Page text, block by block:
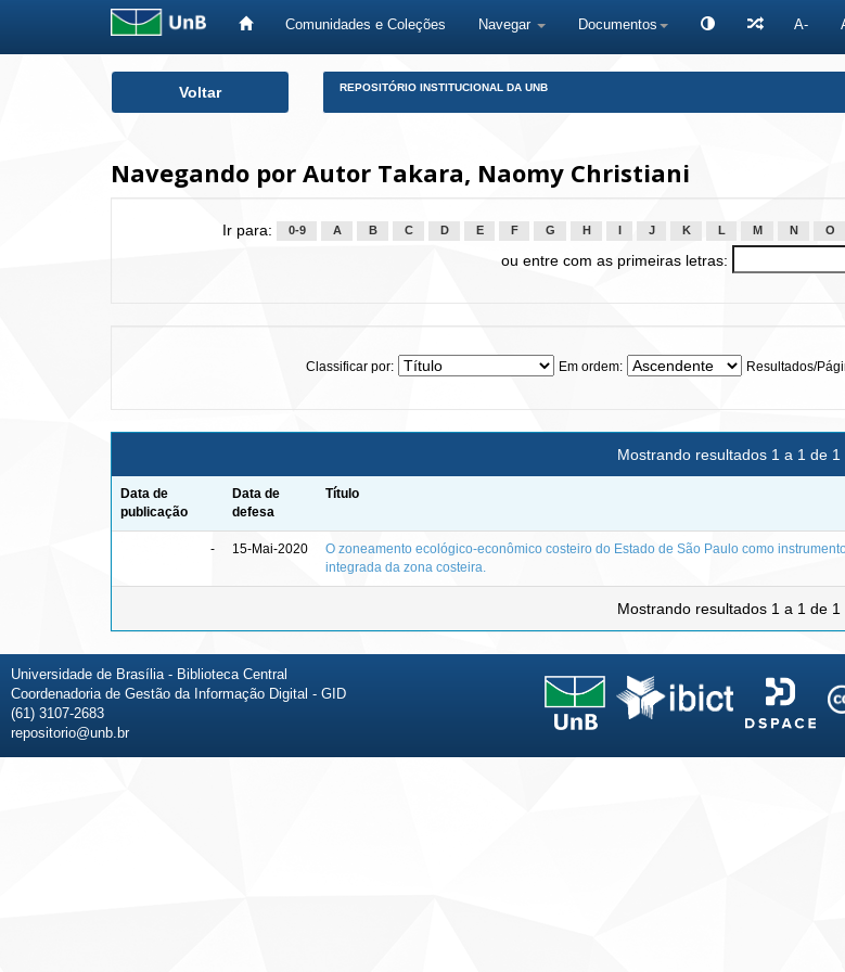
Comunidades e Coleções Navegar Documentos A-
Voltar REPOSITÓRIO INSTITUCIONAL DA UNB
Navegando por Autor Takara, Naomy Christiani
Ir para: 0-9 A B C D E F G H J K L M N O
ou entre com as primeiras letras:
Classificar por: Em ordem: Resultados/
Mostrando resultados 1 a 1 de 1
Data de
publicação
Data de
defesa
Título
- 15-Mai-2020
O zoneamento ecológico-econômico costeiro do Estado de São Paulo como
integrada da zona costeira.
Mostrando resultados 1 a 1 de 1
Universidade de Brasília - Biblioteca Central
Coordenadoria de Gestão da Informação Digital - GID
(61) 3107-2683
repositorio@unb.br